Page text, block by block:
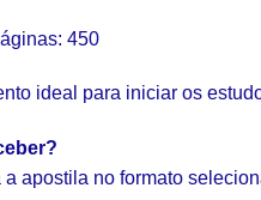
450
ideal para iniciar os
a apostila no formato